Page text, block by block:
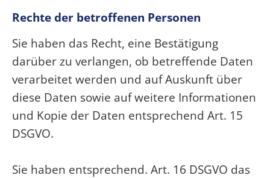
Rechte der betroffenen Personen
Sie haben das Recht, eine Bestätigung
darüber zu verlangen, ob betreffende Daten
verarbeitet werden und auf Auskunft über
diese Daten sowie auf weitere Informationen
und Kopie der Daten entsprechend Art. 15
DSGVO.
Sie haben entsprechend. Art. 16 DSGVO das